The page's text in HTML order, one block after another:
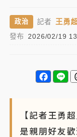
故宮《龍藏經》
周六起展出延長至
政治 記者 王勇
發布 2026/02/19
【記者王勇
是親朋好友